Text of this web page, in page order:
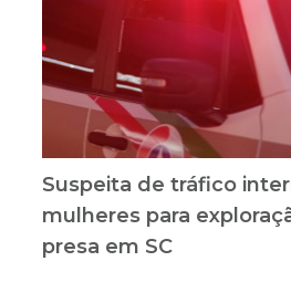
Suspeita de tráfico
mulheres para
presa em SC